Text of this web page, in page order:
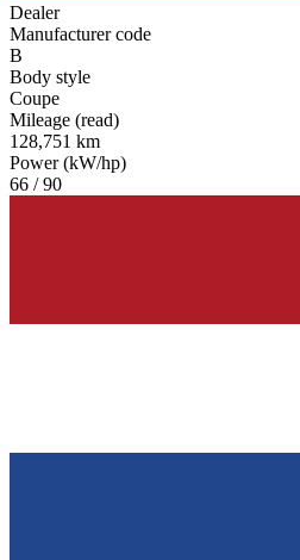
Dealer
Manufacturer code
B
Body style
Coupe
Mileage (read)
128,751 km
Power (kW/hp)
66 / 90